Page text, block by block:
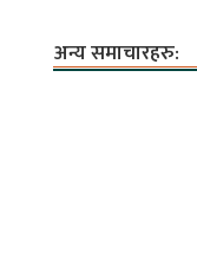
अन्य समाचारहरु: